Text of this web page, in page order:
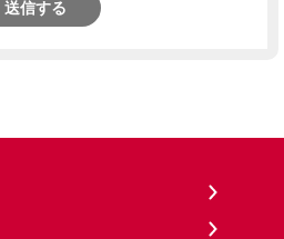
送信する